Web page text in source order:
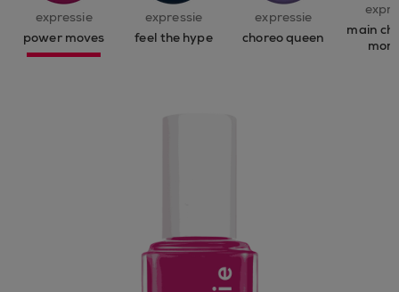
expressie
power moves
expressie
feel the hype
expressie
choreo queen
main